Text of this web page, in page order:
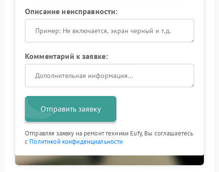
Описание неисправности:
Комментарий к заявке:
Отправить заявку
Отправляя заявку на ремонт техники Eufy, Вы соглашаетесь
с Политикой конфиденциальности